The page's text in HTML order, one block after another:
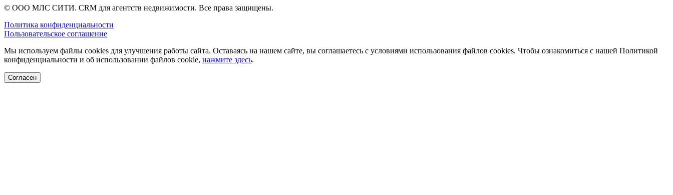
© ООО МЛС СИТИ. CRM для агентств недвижимости. Все права защищены.
Политика конфиденциальности
Пользовательское соглашение
Мы используем файлы cookies для улучшения работы сайта. Оставаясь на нашем сайте, вы соглашаетесь с условиями использования файлов cookies. Чтобы ознакомиться с нашей Политикой
конфиденциальности и об использовании файлов cookie, нажмите здесь.
Согласен